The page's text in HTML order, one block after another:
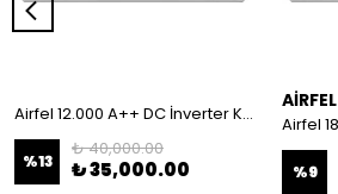
Airfel 12.000 A++ DC İnverter Klima
%13
₺ 40,000.00
₺ 35,000.00
AİRFEL
%9